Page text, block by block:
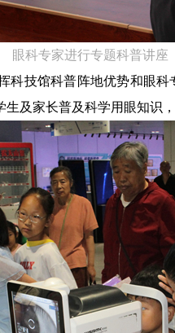
眼科专家进行专题科普讲座
科技馆科普阵地优势和眼
及家长普及科学用眼知识